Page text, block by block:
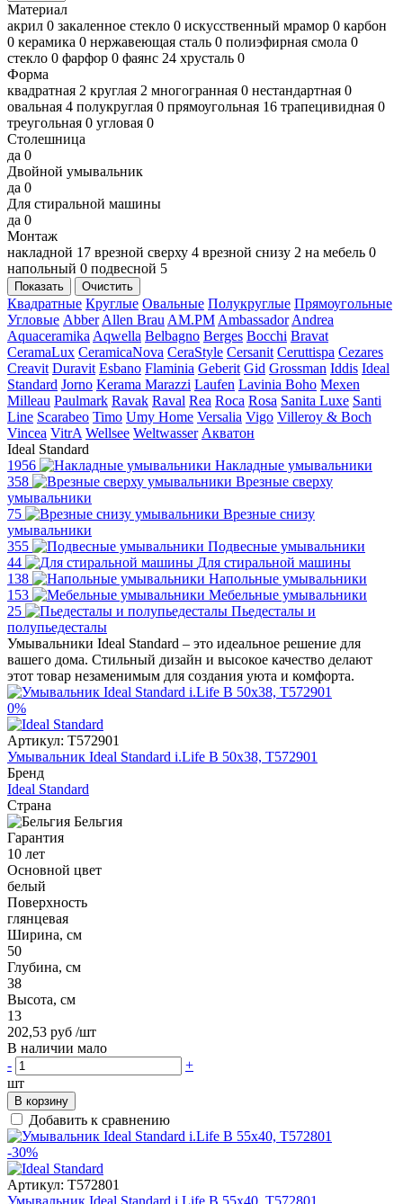
Материал
акрил 0 закаленное стекло 0 искусственный мрамор 0 карбон
0 керамика 0 нержавеющая сталь 0 полиэфирная смола 0
стекло 0 фарфор 0 фаянс 24 хрусталь 0
Форма
квадратная 2 круглая 2 многогранная 0 нестандартная 0
овальная 4 полукруглая 0 прямоугольная 16 трапецивидная 0
треугольная 0 угловая 0
Столешница
да 0
Двойной умывальник
да 0
Для стиральной машины
да 0
Монтаж
накладной 17 врезной сверху 4 врезной снизу 2 на мебель 0
напольный 0 подвесной 5
Показать Очистить
Квадратные Круглые Овальные Полукруглые Прямоугольные
Угловые Abber Allen Brau AM.PM Ambassador Andrea
Aquaceramika Aqwella Belbagno Berges Bocchi Bravat
CeramaLux CeramicaNova CeraStyle Cersanit Ceruttispa Cezares
Creavit Duravit Esbano Flaminia Geberit Gid Grossman Iddis Ideal
Standard Jorno Kerama Marazzi Laufen Lavinia Boho Mexen
Milleau Paulmark Ravak Raval Rea Roca Rosa Sanita Luxe Santi
Line Scarabeo Timo Umy Home Versalia Vigo Villeroy & Boch
Vincea VitrA Wellsee Weltwasser Акватон
Ideal Standard
1956
Накладные умывальники
358
Врезные сверху
умывальники
75
Врезные снизу
умывальники
355
Подвесные умывальники
44
Для стиральной машины
138
Напольные умывальники
153
Мебельные умывальники
25
Пьедесталы и
полупьедесталы
Умывальники Ideal Standard – это идеальное решение для
вашего дома. Стильный дизайн и высокое качество делают
этот товар незаменимым для создания уюта и комфорта.
0%
Артикул: T572901
Умывальник Ideal Standard i.Life B 50x38, T572901
Бренд
Ideal Standard
Страна
Бельгия
Гарантия
10 лет
Основной цвет
белый
Поверхность
глянцевая
Ширина, см
50
Глубина, см
38
Высота, см
13
202,53 руб /шт
В наличии мало
-
+
шт
В корзину
Добавить к сравнению
-30%
Артикул: T572801
Умывальник Ideal Standard i.Life B 55x40, T572801